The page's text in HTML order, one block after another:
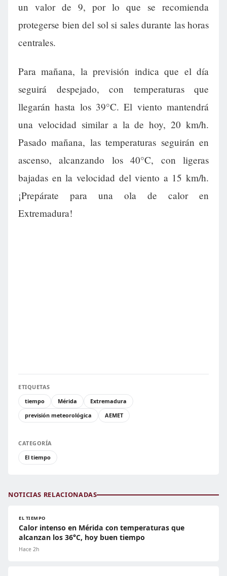
un valor de 9, por lo que se recomienda
protegerse bien del sol si sales durante las horas
centrales.
Para mañana, la previsión indica que el día
seguirá despejado, con temperaturas que
llegarán hasta los 39°C. El viento mantendrá
una velocidad similar a la de hoy, 20 km/h.
Pasado mañana, las temperaturas seguirán en
ascenso, alcanzando los 40°C, con ligeras
bajadas en la velocidad del viento a 15 km/h.
¡Prepárate para una ola de calor en
Extremadura!
ETIQUETAS
tiempo
Mérida
Extremadura
previsión meteorológica
AEMET
CATEGORÍA
El tiempo
NOTICIAS RELACIONADAS
EL TIEMPO
Calor intenso en Mérida con temperaturas que
alcanzan los 36°C, hoy buen tiempo
Hace 2h